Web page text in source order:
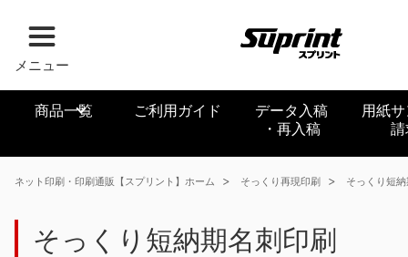
メニュー
商品一覧 ご利用ガイド
データ入稿
・再入稿
用紙
請
ネット印刷・印刷通販【スプリント】ホーム そっくり再現印刷 そっくり短
そっくり短納期名刺印刷